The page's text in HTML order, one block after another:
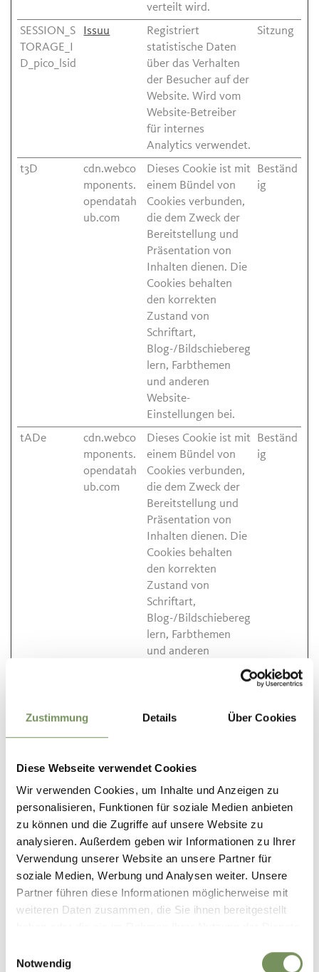
Zustimmung Details Über Cookies
Diese Webseite verwendet Cookies
Wir verwenden Cookies, um Inhalte und Anzeigen zu
personalisieren, Funktionen für soziale Medien anbieten
zu können und die Zugriffe auf unsere Website zu
analysieren. Außerdem geben wir Informationen zu Ihrer
Verwendung unserer Website an unsere Partner für
soziale Medien, Werbung und Analysen weiter. Unsere
Partner führen diese Informationen möglicherweise mit
weiteren Daten zusammen, die Sie ihnen bereitgestellt
Notwendig
verteilt wird.
SESSION_S
TORAGE_I
D_pico_lsid
Issuu
Registriert
statistische Daten
über das Verhalten
der Besucher auf der
Website. Wird vom
Website-Betreiber
für internes
Analytics verwendet.
Sitzung
t3D
cdn.webco
mponents.
opendatah
ub.com
Dieses Cookie ist mit
einem Bündel von
Cookies verbunden,
die dem Zweck der
Bereitstellung und
Präsentation von
Inhalten dienen. Die
Cookies behalten
den korrekten
Zustand von
Schriftart,
Blog-/Bildschiebereg
lern, Farbthemen
und anderen
Website-
Einstellungen bei.
Beständ
ig
tADe
cdn.webco
mponents.
opendatah
ub.com
Dieses Cookie ist mit
einem Bündel von
Cookies verbunden,
die dem Zweck der
Bereitstellung und
Präsentation von
Inhalten dienen. Die
Cookies behalten
den korrekten
Zustand von
Schriftart,
Blog-/Bildschiebereg
lern, Farbthemen
und anderen
Beständ
ig
mponents.
opendatah
einem Bündel von
Bereitstellung und
Präsentation von
Inhalten dienen. Die
Cookies behalten
den korrekten
Zustand von
Schriftart,
Blog-/Bildschiebereg
lern, Farbthemen
ig